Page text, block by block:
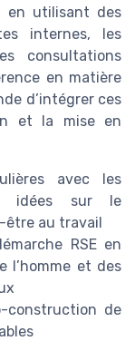
en utilisant des
internes, les
consultations
en matière
d’intégrer ces
et la mise en
avec les
idées sur le
être au travail
RSE en
l’homme et des
construction de